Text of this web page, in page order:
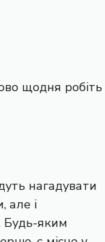
щодня робіть
нагадувати
але і
Будь-яким